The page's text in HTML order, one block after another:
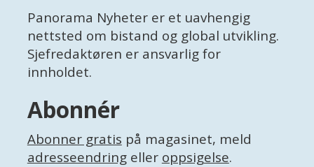
Panorama Nyheter er et uavhengig
nettsted om bistand og global utvikling.
Sjefredaktøren er ansvarlig for
innholdet.
Abonnér
Abonner gratis på magasinet, meld
adresseendringeller oppsigelse.